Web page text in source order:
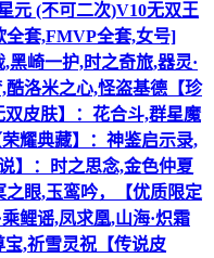
元 (不可二次)V10无双王
全套,FMVP全套,女号]
黑崎一护,时之奇旅,器灵·
酷洛米之心,怪盗基德【珍
皮肤】：花合斗,群星魔
耀典藏】：神鉴启示录,
】：时之思念,金色仲夏
之眼,玉鸾吟，【优质限定
鲤谣,凤求凰,山海·炽霜
,祈雪灵祝【传说皮